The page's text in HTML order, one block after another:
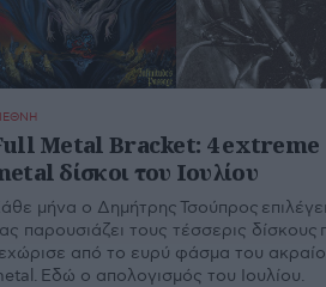
Metal Bracket: 4 extreme
δίσκοι του Ιουλίου
μήνα ο Δημήτρης Τσούπρος
παρουσιάζει τους τέσσερις δίσκους
από το ευρύ φάσμα του
Εδώ ο απολογισμός του Ιουλίου.